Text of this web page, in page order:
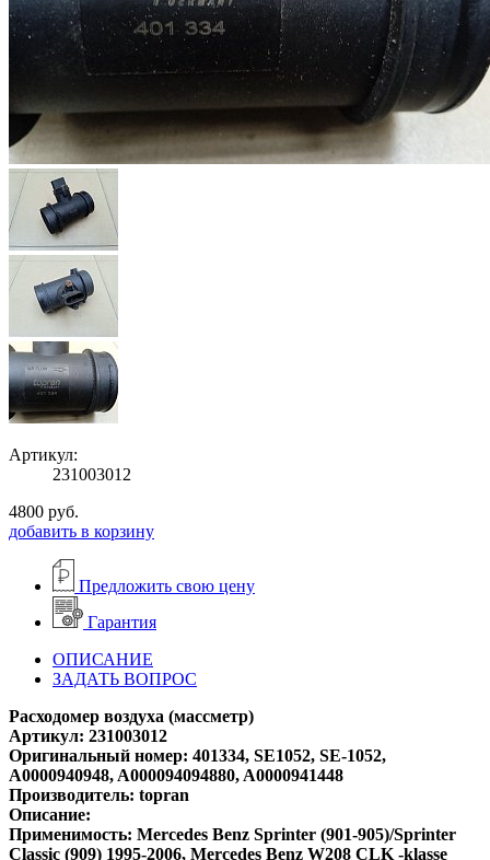
Артикул:
231003012
4800 руб.
добавить в корзину
Предложить свою цену
Гарантия
ОПИСАНИЕ
ЗАДАТЬ ВОПРОС
Расходомер воздуха (массметр)
Артикул: 231003012
Оригинальный номер: 401334, SE1052, SE-1052,
A0000940948, A000094094880, A0000941448
Производитель: topran
Описание:
Применимость: Mercedes Benz Sprinter (901-905)/Sprinter
Classic (909) 1995-2006, Mercedes Benz W208 CLK -klasse